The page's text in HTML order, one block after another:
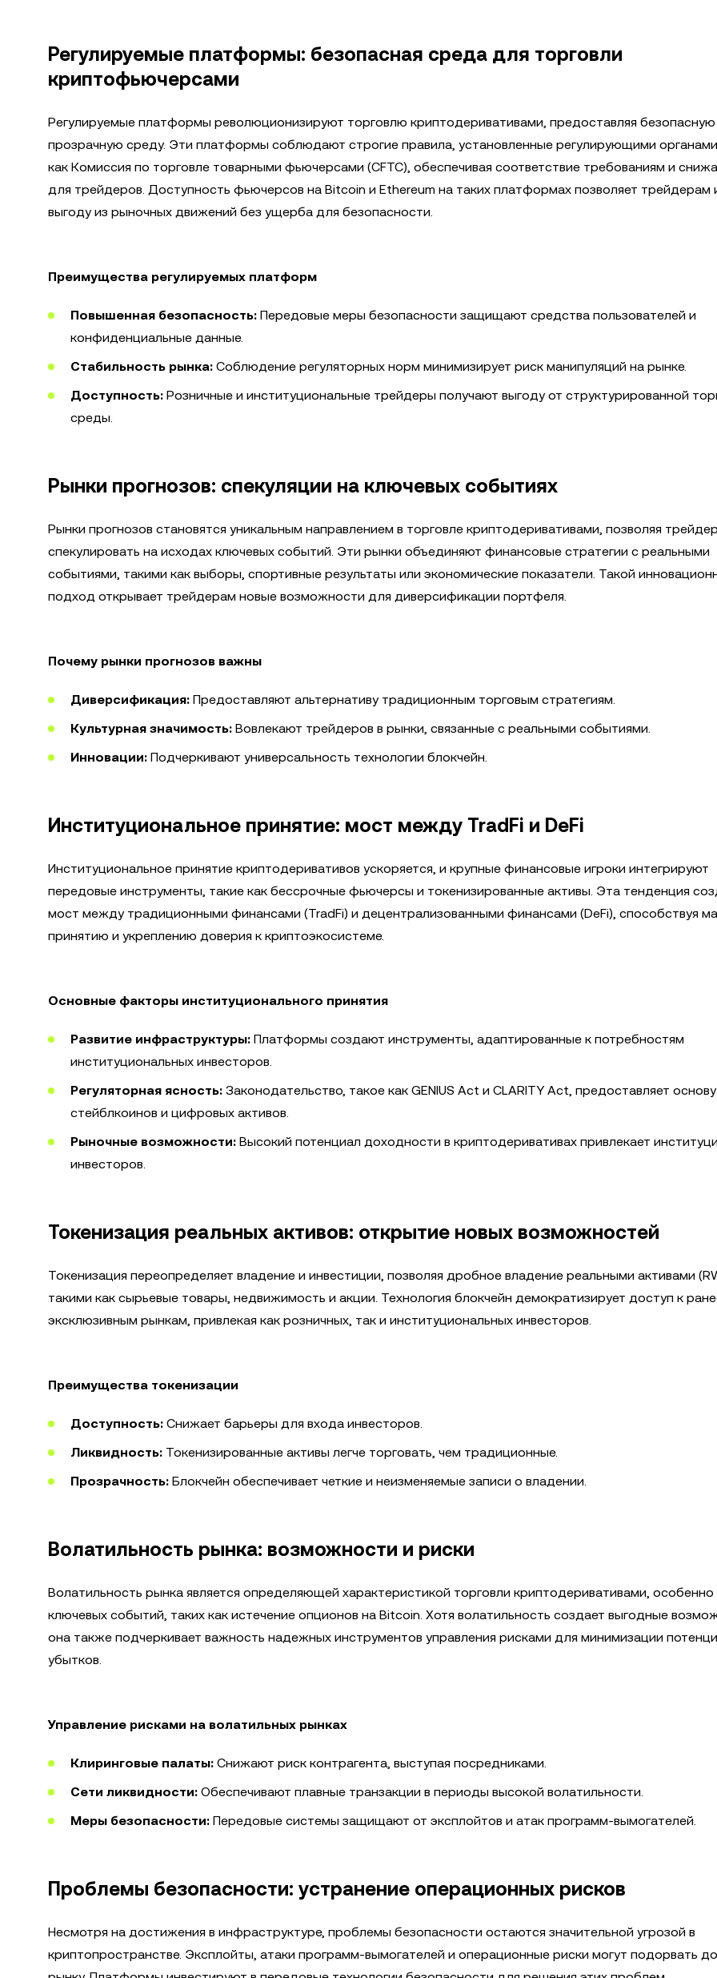
Регулируемые платформы: безопасная среда для торговли
криптофьючерсами
Регулируемые платформы революционизируют торговлю криптодеривативами, предоставляя безопасную
прозрачную среду. Эти платформы соблюдают строгие правила, установленные регулирующими
как Комиссия по торговле товарными фьючерсами (CFTC), обеспечивая соответствие требованиям и
для трейдеров. Доступность фьючерсов на Bitcoin и Ethereum на таких платформах позволяет трейдерам
выгоду из рыночных движений без ущерба для безопасности.
Преимущества регулируемых платформ
Повышенная безопасность: Передовые меры безопасности защищают средства пользователей и
конфиденциальные данные.
Стабильность рынка: Соблюдение регуляторных норм минимизирует риск манипуляций на рынке.
Доступность: Розничные и институциональные трейдеры получают выгоду от структурированной
среды.
Рынки прогнозов: спекуляции на ключевых событиях
Рынки прогнозов становятся уникальным направлением в торговле криптодеривативами, позволяя
спекулировать на исходах ключевых событий. Эти рынки объединяют финансовые стратегии с реальными
событиями, такими как выборы, спортивные результаты или экономические показатели. Такой
подход открывает трейдерам новые возможности для диверсификации портфеля.
Почему рынки прогнозов важны
Диверсификация: Предоставляют альтернативу традиционным торговым стратегиям.
Культурная значимость: Вовлекают трейдеров в рынки, связанные с реальными событиями.
Инновации: Подчеркивают универсальность технологии блокчейн.
Институциональное принятие: мост между TradFi и DeFi
Институциональное принятие криптодеривативов ускоряется, и крупные финансовые игроки интегрируют
передовые инструменты, такие как бессрочные фьючерсы и токенизированные активы. Эта тенденция
мост между традиционными финансами (TradFi) и децентрализованными финансами (DeFi), способствуя
принятию и укреплению доверия к криптоэкосистеме.
Основные факторы институционального принятия
Развитие инфраструктуры: Платформы создают инструменты, адаптированные к потребностям
институциональных инвесторов.
Регуляторная ясность: Законодательство, такое как GENIUS Act и CLARITY Act, предоставляет
стейблкоинов и цифровых активов.
Рыночные возможности: Высокий потенциал доходности в криптодеривативах привлекает
инвесторов.
Токенизация реальных активов: открытие новых возможностей
Токенизация переопределяет владение и инвестиции, позволяя дробное владение реальными активами
такими как сырьевые товары, недвижимость и акции. Технология блокчейн демократизирует доступ к
эксклюзивным рынкам, привлекая как розничных, так и институциональных инвесторов.
Преимущества токенизации
Доступность: Снижает барьеры для входа инвесторов.
Ликвидность: Токенизированные активы легче торговать, чем традиционные.
Прозрачность: Блокчейн обеспечивает четкие и неизменяемые записи о владении.
Волатильность рынка: возможности и риски
Волатильность рынка является определяющей характеристикой торговли криптодеривативами, особенно
ключевых событий, таких как истечение опционов на Bitcoin. Хотя волатильность создает выгодные
она также подчеркивает важность надежных инструментов управления рисками для минимизации
убытков.
Управление рисками на волатильных рынках
Клиринговые палаты: Снижают риск контрагента, выступая посредниками.
Сети ликвидности: Обеспечивают плавные транзакции в периоды высокой волатильности.
Меры безопасности: Передовые системы защищают от эксплойтов и атак программ-вымогателей.
Проблемы безопасности: устранение операционных рисков
Несмотря на достижения в инфраструктуре, проблемы безопасности остаются значительной угрозой в
криптопространстве. Эксплойты, атаки программ-вымогателей и операционные риски могут подорвать